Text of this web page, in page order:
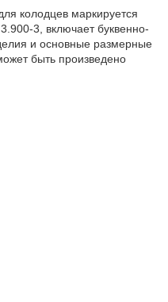
колодцев маркируется
3, включает буквенно-
и основные размерные
быть произведено